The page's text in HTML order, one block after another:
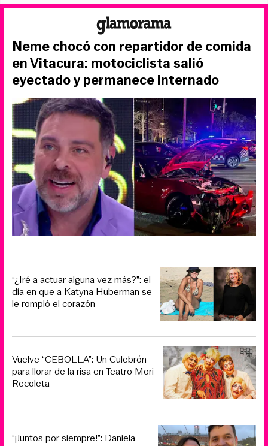
Neme chocó con repartidor de comida
en Vitacura: motociclista salió
eyectado y permanece internado
“¿Iré a actuar alguna vez más?”: el
día en que a Katyna Huberman se
le rompió el corazón
Vuelve “CEBOLLA”: Un Culebrón
para llorar de la risa en Teatro Mori
Recoleta
“¡Juntos por siempre!”: Daniela